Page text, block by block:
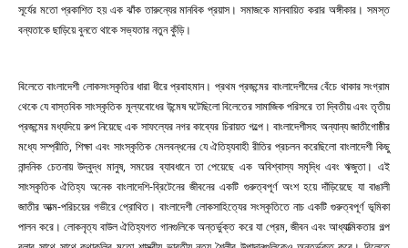
সূর্যের মতো প্রকাশিত হয় এক ঝাঁক তারুন্যের মানবিক প্রয়াস। সমাজকে মানবায়িত করার অঙ্গীকার। সমস্ত
বন্যতাকে ছাড়িয়ে বুনতে থাকে সভ্যতার নতুন কুঁড়ি।
বিলেতে বাংলাদেশী লোকসংস্কৃতির ধারা ধীরে প্রবাহমান। প্রথম প্রজন্মের বাংলাদেশীদের বেঁচে থাকার সংগ্রাম
থেকে যে বাস্তবিক সাংস্কৃতিক মূল্যবোধের উন্মেষ ঘটেছিলো বিলেতের সামাজিক পরিসরে তা দ্বিতীয় এবং তৃতীয়
প্রজন্মের মধ্যদিয়ে রুপ নিয়েছে এক সাফল্যের নগর কাব্যের চিরায়ত গল্পে। বাংলাদেশীসহ অন্যান্য জাতীগোষ্ঠীর
মধ্যে সম্প্রীতি, শিক্ষা এবং সাংস্কৃতিক মেলবন্ধনের যে ঐতিহ্যবাহী রীতির প্রচলন করেছিলো বাংলাদেশী কিছু
নান্দনিক চেতনায় উদ্বুদ্ধ মানুষ, সময়ের ব্যাবধানে তা পেয়েছে এক অবিশ্বাস্য সমৃদ্ধি এবং ঋজুতা। এই
সাংস্কৃতিক ঐতিহ্য অনেক বাংলাদেশি-ব্রিটেনের জীবনের একটি গুরুত্বপূর্ণ অংশ হয়ে দাঁড়িয়েছে যা বাঙালী
জাতীর আত্ম-পরিচয়ের গভীরে প্রোথিত। বাংলাদেশী লোকসাহিত্যের সংস্কৃতিতে নাচ একটি গুরুত্বপূর্ণ ভূমিকা
পালন করে। লোকনৃত্য বাউল ঐতিহ্যগত গানগুলিকে অন্তর্ভুক্ত করে যা প্রেম, জীবন এবং আধ্যাত্মিকতার গল্প